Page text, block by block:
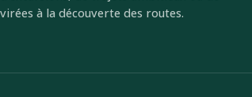
virées à la découverte des routes.